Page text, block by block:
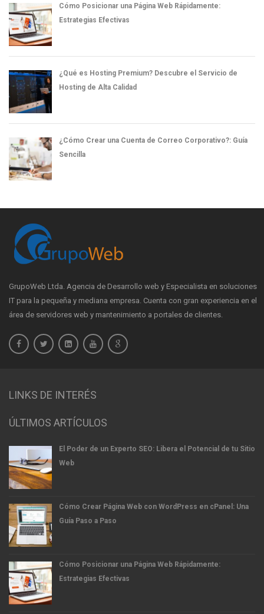
Cómo Posicionar una Página Web Rápidamente:
Estrategias Efectivas
¿Qué es Hosting Premium? Descubre el Servicio de
Hosting de Alta Calidad
¿Cómo Crear una Cuenta de Correo Corporativo?: Guía
Sencilla
GrupoWeb Ltda. Agencia de Desarrollo web y Especialista en soluciones
IT para la pequeña y mediana empresa. Cuenta con gran experiencia en el
área de servidores web y mantenimiento a portales de clientes.
LINKS DE INTERÉS
ÚLTIMOS ARTÍCULOS
El Poder de un Experto SEO: Libera el Potencial de tu Sitio
Web
Cómo Crear Página Web con WordPress en cPanel: Una
Guía Paso a Paso
Cómo Posicionar una Página Web Rápidamente:
Estrategias Efectivas